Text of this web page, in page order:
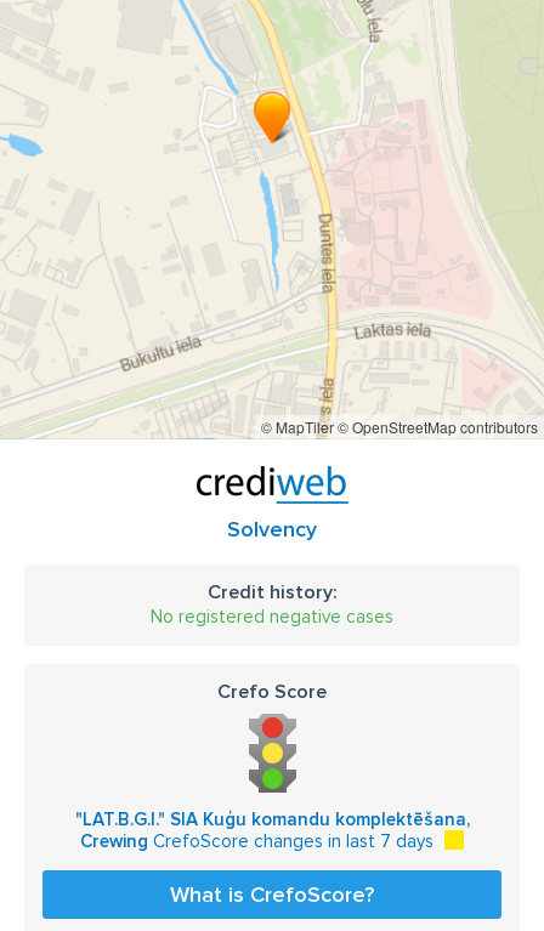
© MapTiler© OpenStreetMap contributors
Solvency
Credit history:
No registered negative cases
Crefo Score
"LAT.B.G.I." SIA Kuģu komandu komplektēšana,
Crewing CrefoScore changes in last 7 days
What is CrefoScore?